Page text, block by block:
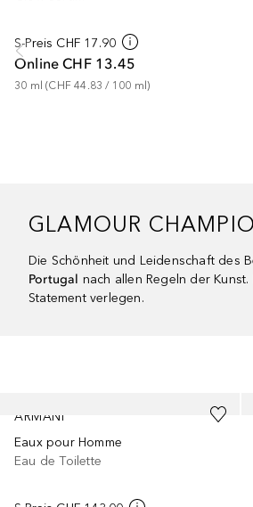
S-Preis CHF 17.90
Online CHF 13.45
30 ml (CHF 44.83 / 100 ml)
GLAMOUR
Die Schönheit und Leidenschaft des
Portugal nach allen Regeln der
Statement verlegen.
ARMANI
Eaux pour Homme
Eau de Toilette